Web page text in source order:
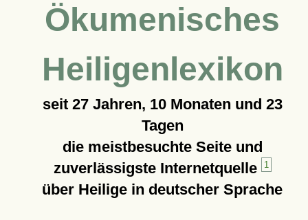
Ökumenisches
Heiligenlexikon
seit 27 Jahren, 10 Monaten und 23
Tagen
die meistbesuchte Seite und
zuverlässigste Internetquelle
1
über Heilige in deutscher Sprache